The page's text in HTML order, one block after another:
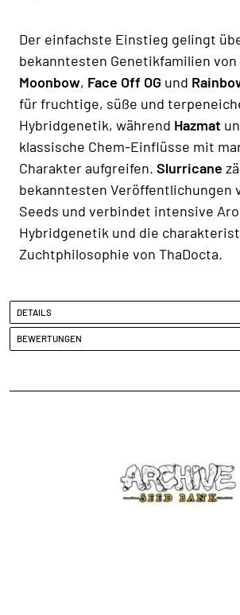
Der einfachste Einstieg gelingt
bekanntesten Genetikfamilien von
Moonbow, Face Off OG und
für fruchtige, süße und
Hybridgenetik, während Hazmat
klassische Chem-Einflüsse mit
Charakter aufgreifen. Slurricane
bekanntesten Veröffentlichungen
Seeds und verbindet intensive
Hybridgenetik und die
Zuchtphilosophie von ThaDocta.
DETAILS
BEWERTUNGEN